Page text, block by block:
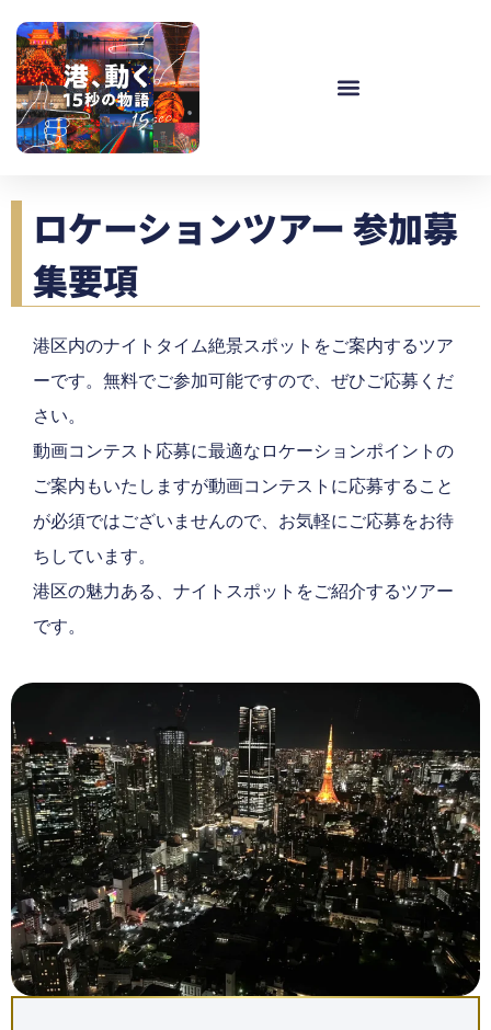
ロケーションツアー 参加募
集要項
港区内のナイトタイム絶景スポットをご案内するツア
ーです。無料でご参加可能ですので、ぜひご応募くだ
さい。
動画コンテスト応募に最適なロケーションポイントの
ご案内もいたしますが動画コンテストに応募すること
が必須ではございませんので、お気軽にご応募をお待
ちしています。
港区の魅力ある、ナイトスポットをご紹介するツアー
です。